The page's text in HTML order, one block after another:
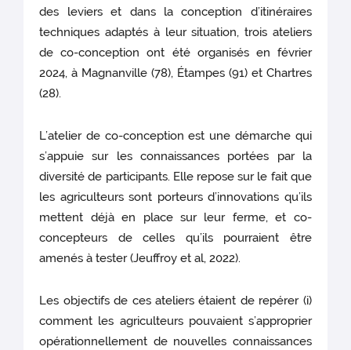
des leviers et dans la conception d’itinéraires
techniques adaptés à leur situation, trois ateliers
de co-conception ont été organisés en février
2024, à Magnanville (78), Étampes (91) et Chartres
(28).
L’atelier de co-conception est une démarche qui
s’appuie sur les connaissances portées par la
diversité de participants. Elle repose sur le fait que
les agriculteurs sont porteurs d’innovations qu’ils
mettent déjà en place sur leur ferme, et co-
concepteurs de celles qu’ils pourraient être
amenés à tester (Jeuffroy et al, 2022).
Les objectifs de ces ateliers étaient de repérer (i)
comment les agriculteurs pouvaient s’approprier
opérationnellement de nouvelles connaissances